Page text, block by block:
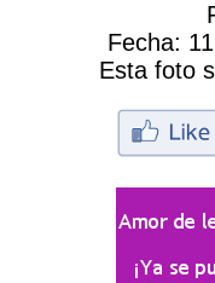
Fecha:
Esta foto